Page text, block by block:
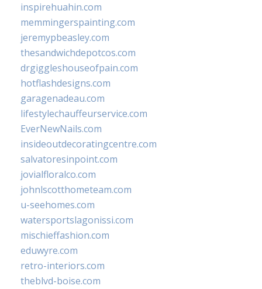
inspirehuahin.com
memmingerspainting.com
jeremypbeasley.com
thesandwichdepotcos.com
drgiggleshouseofpain.com
hotflashdesigns.com
garagenadeau.com
lifestylechauffeurservice.com
EverNewNails.com
insideoutdecoratingcentre.com
salvatoresinpoint.com
jovialfloralco.com
johnlscotthometeam.com
u-seehomes.com
watersportslagonissi.com
mischieffashion.com
eduwyre.com
retro-interiors.com
theblvd-boise.com